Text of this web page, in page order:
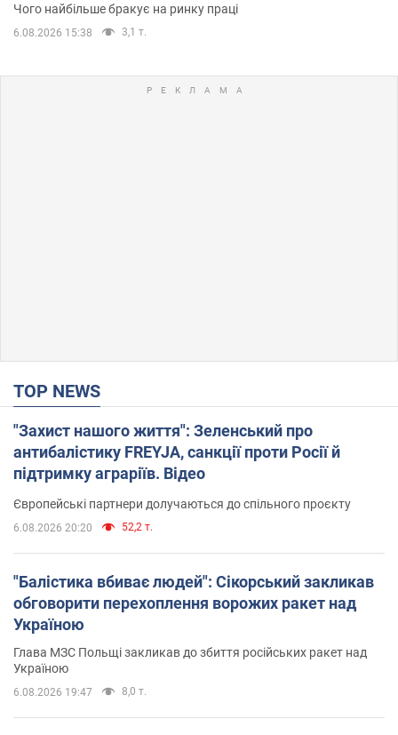
Чого найбільше бракує на ринку праці
6.08.2026 15:38 3,1 т.
TOP NEWS
"Захист нашого життя": Зеленський про
антибалістику FREYJA, санкції проти Росії й
підтримку аграріїв. Відео
Європейські партнери долучаються до спільного проєкту
6.08.2026 20:20 52,2 т.
"Балістика вбиває людей": Сікорський закликав
обговорити перехоплення ворожих ракет над
Україною
Глава МЗС Польщі закликав до збиття російських ракет над
Україною
6.08.2026 19:47 8,0 т.